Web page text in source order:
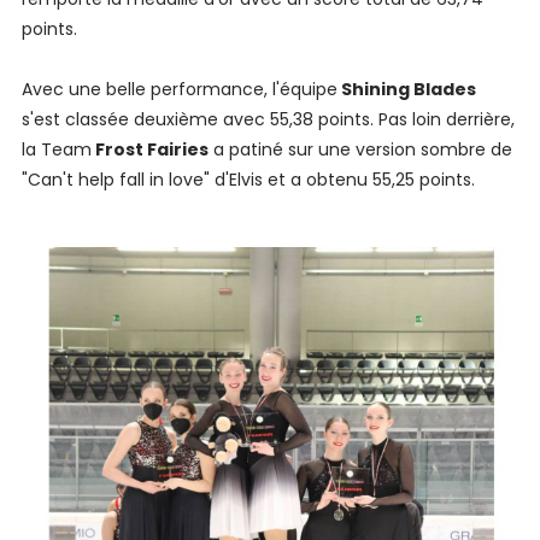
points.
Avec une belle performance, l'équipe Shining Blades
s'est classée deuxième avec 55,38 points. Pas loin derrière,
la Team Frost Fairiesa patiné sur une version sombre de
"Can't help fall in love" d'Elvis et a obtenu 55,25 points.